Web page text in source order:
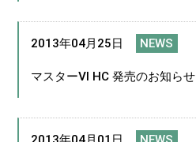
2013年04月25日 NEWS
マスターⅥ HC 発売のお知らせ